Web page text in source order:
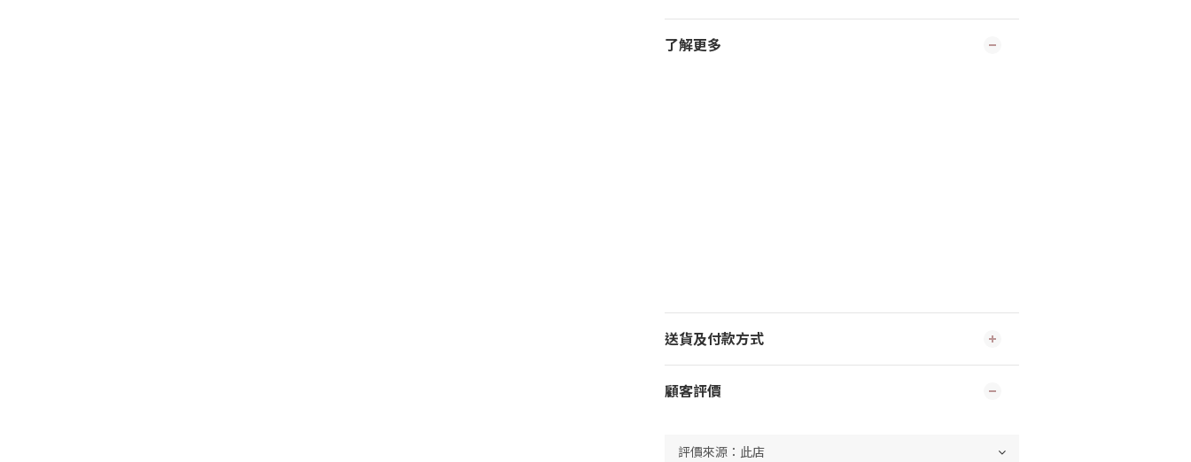
了解更多
送貨及付款方式
顧客評價